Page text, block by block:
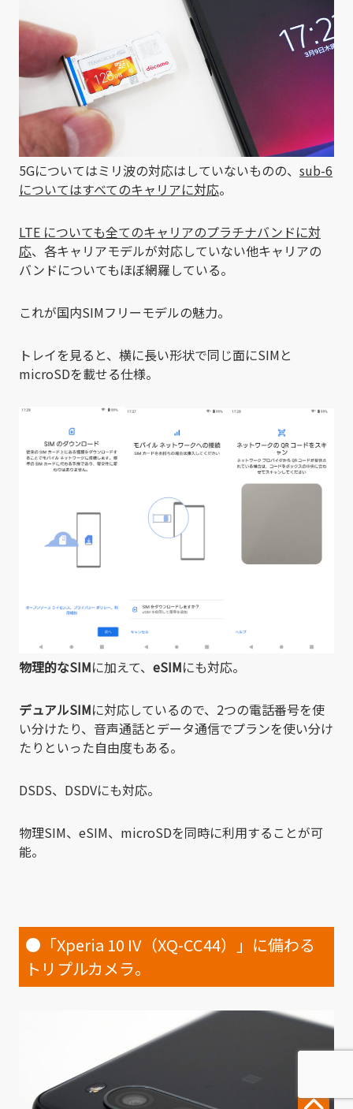
5Gについてはミリ波の対応はしていないものの、 sub-6
についてはすべてのキャリアに対応。
LTE についても全てのキャリアのプラチナバンドに対
応、各キャリアモデルが対応していない他キャリアの
バンドについてもほぼ網羅している。
これが国内SIMフリーモデルの魅力。
トレイを見ると、横に長い形状で同じ面にSIMと
microSDを載せる仕様。
物理的なSIMに加えて、 eSIMにも対応。
デュアルSIMに対応しているので、2つの電話番号を使
い分けたり、音声通話とデータ通信でプランを使い分け
たりといった自由度もある。
DSDS、DSDVにも対応。
物理SIM、eSIM、microSDを同時に利用することが可
能。
●「Xperia 10 IV（XQ-CC44）」に備わる
トリプルカメラ。